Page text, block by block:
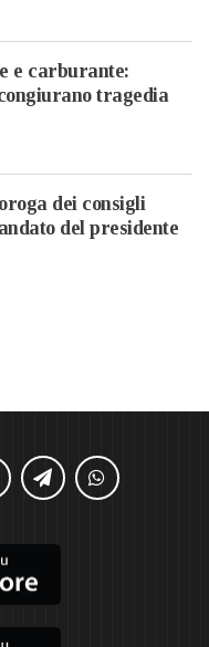
e carburante:
tragedia
dei consigli
del presidente